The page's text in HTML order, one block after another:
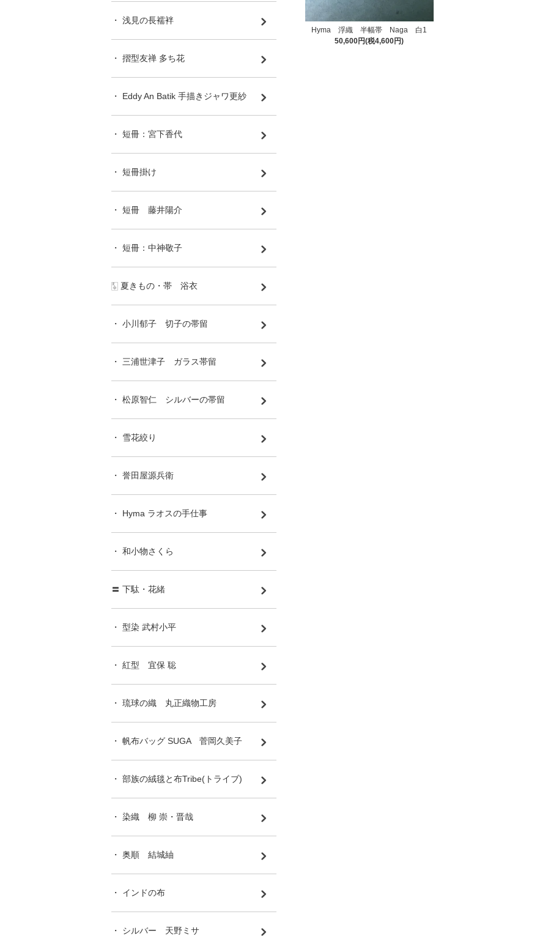
Hyma 浮織 半幅帯 Naga 白1
50,600円(税4,600円)
・ 浅見の長襦袢
・ 摺型友禅 多ち花
・ Eddy An Batik 手描きジャワ更紗
・ 短冊：宮下香代
・ 短冊掛け
・ 短冊 藤井陽介
・ 短冊：中神敬子
🀧 夏きもの・帯 浴衣
・ 小川郁子 切子の帯留
・ 三浦世津子 ガラス帯留
・ 松原智仁 シルバーの帯留
・ 雪花絞り
・ 誉田屋源兵衛
・ Hyma ラオスの手仕事
・ 和小物さくら
〓 下駄・花緒
・ 型染 武村小平
・ 紅型 宜保 聡
・ 琉球の織 丸正織物工房
・ 帆布バッグ SUGA 菅岡久美子
・ 部族の絨毯と布Tribe(トライブ)
・ 染織 柳 崇・晋哉
・ 奥順 結城紬
・ インドの布
・ シルバー 天野ミサ